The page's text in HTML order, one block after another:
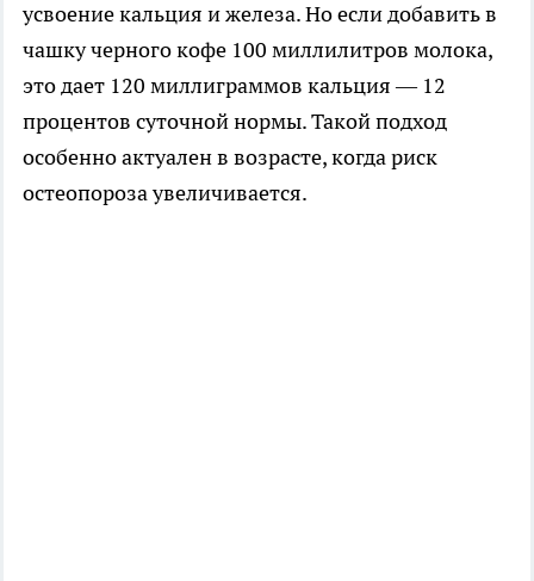
усвоение кальция и железа. Но если добавить в
чашку черного кофе 100 миллилитров молока,
это дает 120 миллиграммов кальция — 12
процентов суточной нормы. Такой подход
особенно актуален в возрасте, когда риск
остеопороза увеличивается.